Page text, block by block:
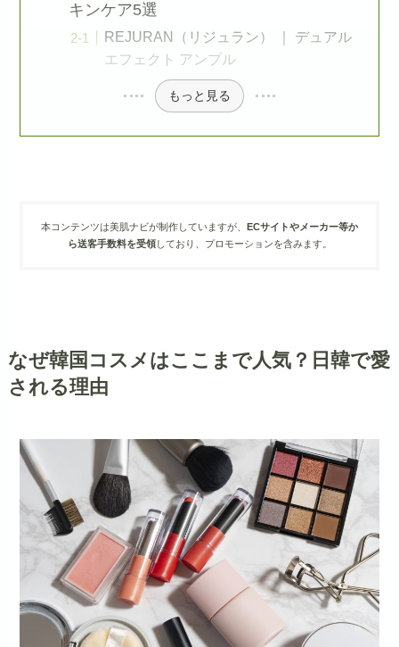
キンケア5選
REJURAN（リジュラン） ｜ デュアル
エフェクト アンプル
もっと見る
本コンテンツは美肌ナビが制作していますが、 ECサイトやメーカー等か
ら送客手数料を受領しており、プロモーションを含みます。
なぜ韓国コスメはここまで人気？日韓で愛
される理由